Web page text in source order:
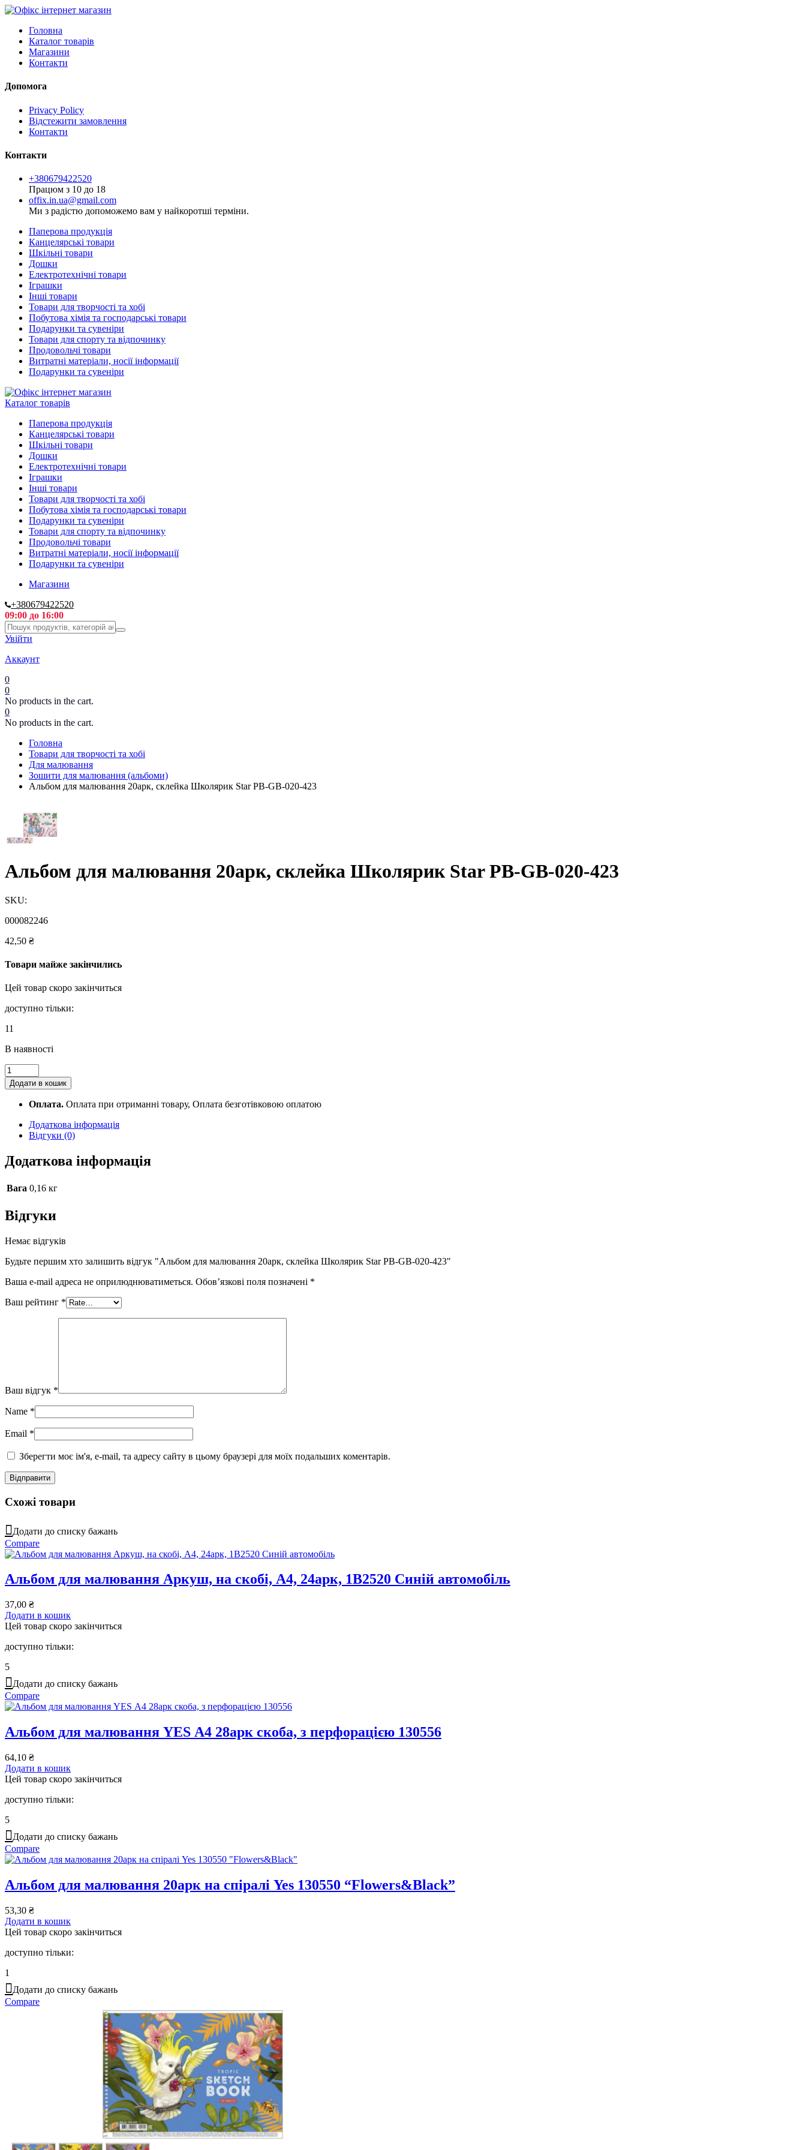
Головна
Каталог товарів
Магазини
Контакти
Допомога
Privacy Policy
Відстежити замовлення
Контакти
Контакти
+380679422520
Працюм з 10 до 18
offix.in.ua@gmail.com
Ми з радістю допоможемо вам у найкоротші терміни.
Паперова продукція
Канцелярські товари
Шкільні товари
Дошки
Електротехнічні товари
Іграшки
Інші товари
Товари для творчості та хобі
Побутова хімія та господарські товари
Подарунки та сувеніри
Товари для спорту та відпочинку
Продовольчі товари
Витратні матеріали, носії інформації
Подарунки та сувеніри
Каталог товарів
Паперова продукція
Канцелярські товари
Шкільні товари
Дошки
Електротехнічні товари
Іграшки
Інші товари
Товари для творчості та хобі
Побутова хімія та господарські товари
Подарунки та сувеніри
Товари для спорту та відпочинку
Продовольчі товари
Витратні матеріали, носії інформації
Подарунки та сувеніри
Магазини
+380679422520
09:00 до 16:00
Увійти
Аккаунт
0
0
No products in the cart.
0
No products in the cart.
Головна
Товари для творчості та хобі
Для малювання
Зошити для малювання (альбоми)
Альбом для малювання 20арк, склейка Школярик Star PB-GB-020-423
Альбом для малювання 20арк, склейка Школярик Star PB-GB-020-423
SKU:
000082246
42,50 ₴
Товари майже закінчились
Цей товар скоро закінчиться
доступно тільки:
11
В наявності
Альбом
для
малювання
20арк,
Школярик
GB-
020-
quantity
Додати в кошик
Оплата. Оплата при отриманні товару, Оплата безготівковою оплатою
Додаткова інформація
Відгуки (0)
Додаткова інформація
Вага 0,16 кг
Відгуки
Немає відгуків
Будьте першим хто залишить відгук "Альбом для малювання 20арк, склейка Школярик Star PB-GB-020-423"
Ваша e-mail адреса не оприлюднюватиметься. Обов’язкові поля позначені *
Ваш рейтинг *
Ваш відгук *
Name *
Email *
Зберегти моє ім'я, e-mail, та адресу сайту в цьому браузері для моїх подальших коментарів.
Схожі товари
Додати до списку бажань
Compare
Альбом для малювання Аркуш, на скобі, А4, 24арк, 1В2520 Синій автомобіль
37,00 ₴
Додати в кошик
Цей товар скоро закінчиться
доступно тільки:
5
Додати до списку бажань
Compare
Альбом для малювання YES А4 28арк скоба, з перфорацією 130556
64,10 ₴
Додати в кошик
Цей товар скоро закінчиться
доступно тільки:
5
Додати до списку бажань
Compare
Альбом для малювання 20арк на спіралі Yes 130550 “Flowers&Black”
53,30 ₴
Додати в кошик
Цей товар скоро закінчиться
доступно тільки:
1
Додати до списку бажань
Compare